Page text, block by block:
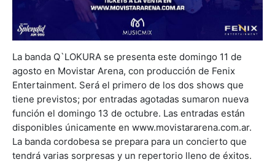
La banda Q`LOKURA se presenta este domingo 11 de
agosto en Movistar Arena, con producción de Fenix
Entertainment. Será el primero de los dos shows que
tiene previstos; por entradas agotadas sumaron nueva
función el domingo 13 de octubre. Las entradas están
disponibles únicamente en www.movistararena.com.ar.
La banda cordobesa se prepara para un concierto que
tendrá varias sorpresas y un repertorio lleno de éxitos.